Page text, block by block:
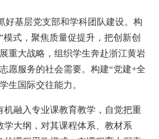
好基层党支部和学科团队建设。构
式，聚焦质量促提升，把创新创
重大战略，组织学生奔赴浙江黄岩
愿服务的社会需要。构建“党建+全
生国际交往能力。
融入专业课教育教学，自觉把重
大纲，对其课程体系、教材系